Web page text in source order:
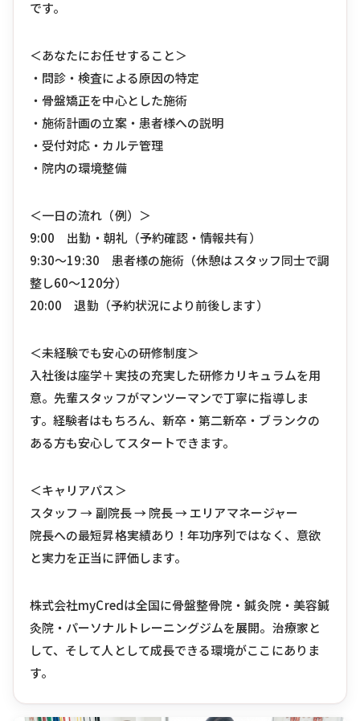
です。
＜あなたにお任せすること＞
・問診・検査による原因の特定
・骨盤矯正を中心とした施術
・施術計画の立案・患者様への説明
・受付対応・カルテ管理
・院内の環境整備
＜一日の流れ（例）＞
9:00 出勤・朝礼（予約確認・情報共有）
9:30〜19:30 患者様の施術（休憩はスタッフ同士で調
整し60〜120分）
20:00 退勤（予約状況により前後します）
＜未経験でも安心の研修制度＞
入社後は座学＋実技の充実した研修カリキュラムを用
意。先輩スタッフがマンツーマンで丁寧に指導しま
す。経験者はもちろん、新卒・第二新卒・ブランクの
ある方も安心してスタートできます。
＜キャリアパス＞
スタッフ → 副院長 → 院長 → エリアマネージャー
院長への最短昇格実績あり！年功序列ではなく、意欲
と実力を正当に評価します。
株式会社myCredは全国に骨盤整骨院・鍼灸院・美容鍼
灸院・パーソナルトレーニングジムを展開。治療家と
して、そして人として成長できる環境がここにありま
す。